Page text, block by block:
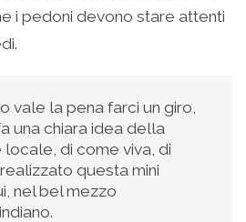
i pedoni devono stare attenti
vale la pena farci un giro,
una chiara idea della
di come viva, di
questa mini
nel bel mezzo